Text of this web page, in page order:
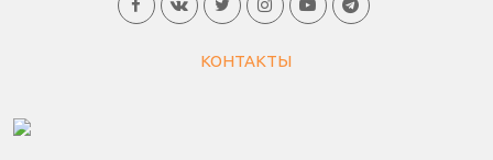
КОНТАКТЫ